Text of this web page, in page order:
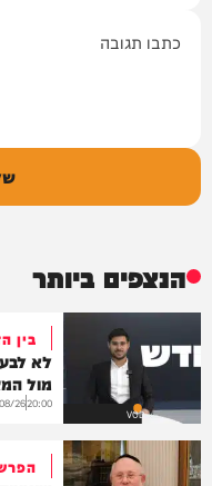
הנצפים ביותר
VOD
בין
לא
מול
20:00
26